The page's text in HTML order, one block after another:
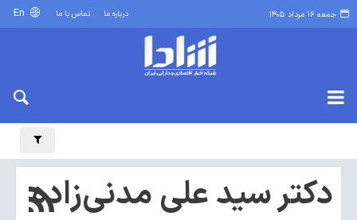
جمعه ۱۶ مرداد ۱۴۰۵ درباره ما تماس با ما
دکتر سید علی مدنی‌زاده